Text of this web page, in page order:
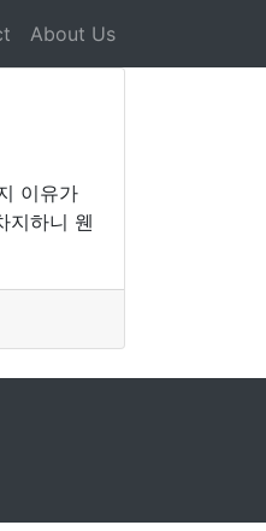
About Us
이유가
지하니 웬